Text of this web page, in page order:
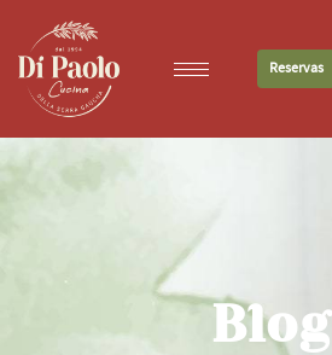
Reservas
Blog